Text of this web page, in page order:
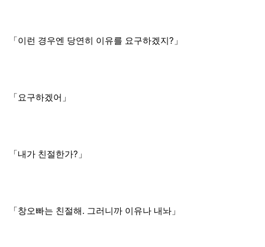
「이런 경우엔 당연히 이유를 요구하겠지?」
「요구하겠어」
「내가 친절한가?」
「창오빠는 친절해. 그러니까 이유나 내놔」